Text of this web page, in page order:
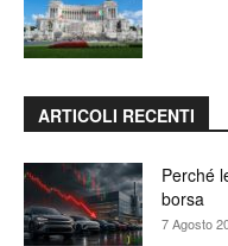
ARTICOLI RECENTI
Perché
borsa
7 Agosto